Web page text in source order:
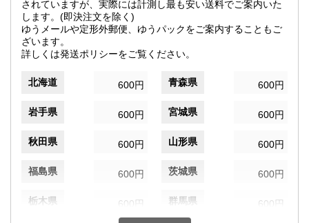
されていますが、実際には計測し最も安い送料でご案内いた
します。(即決注文を除く)
ゆうメールや定形外郵便、ゆうパックをご案内することもご
ざいます。
詳しくは発送ポリシーをご覧ください。
北海道 600円 青森県 600円
岩手県 600円 宮城県 600円
秋田県 600円 山形県 600円
福島県 600円 茨城県 600円
栃木県 600円 群馬県 600円